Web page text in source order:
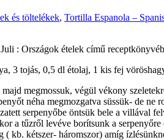
és töltelékek, Tortilla Espanola –
: Országok ételek című
3 tojás, 0,5 dl étolaj, 1 kis fej
megmossuk, végül vékony
néha megmozgatva süssük- de
serpenyőbe öntsük bele a villával
a tűzről levéve borítsunk a
( kb. kétszer- háromszor) amíg